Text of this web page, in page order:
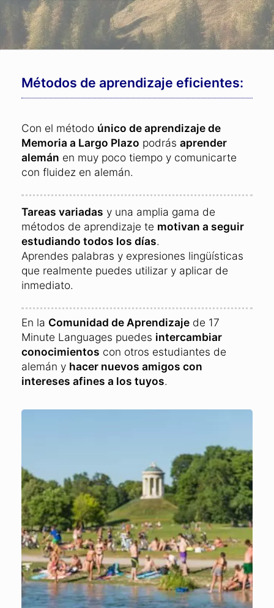
Métodos de aprendizaje eficientes:
Con el método único de aprendizaje de
Memoria a Largo Plazo podrás aprender
alemán en muy poco tiempo y comunicarte
con fluidez en alemán.
Tareas variadas y una amplia gama de
métodos de aprendizaje te motivan a seguir
estudiando todos los días.
Aprendes palabras y expresiones lingüísticas
que realmente puedes utilizar y aplicar de
inmediato.
En la Comunidad de Aprendizaje de 17
Minute Languages puedes intercambiar
conocimientos con otros estudiantes de
alemán y hacer nuevos amigos con
intereses afines a los tuyos.